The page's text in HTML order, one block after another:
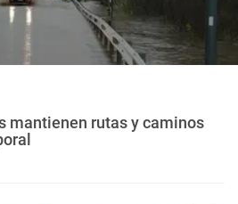
mantienen rutas y caminos